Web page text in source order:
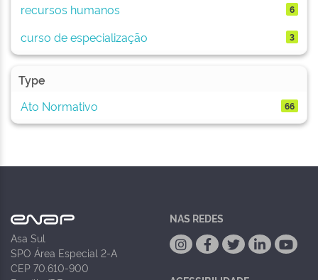
recursos humanos 6
curso de especialização 3
Type
Ato Normativo
66
Asa Sul
SPO Área Especial 2-A
CEP 70.610-900
NAS REDES